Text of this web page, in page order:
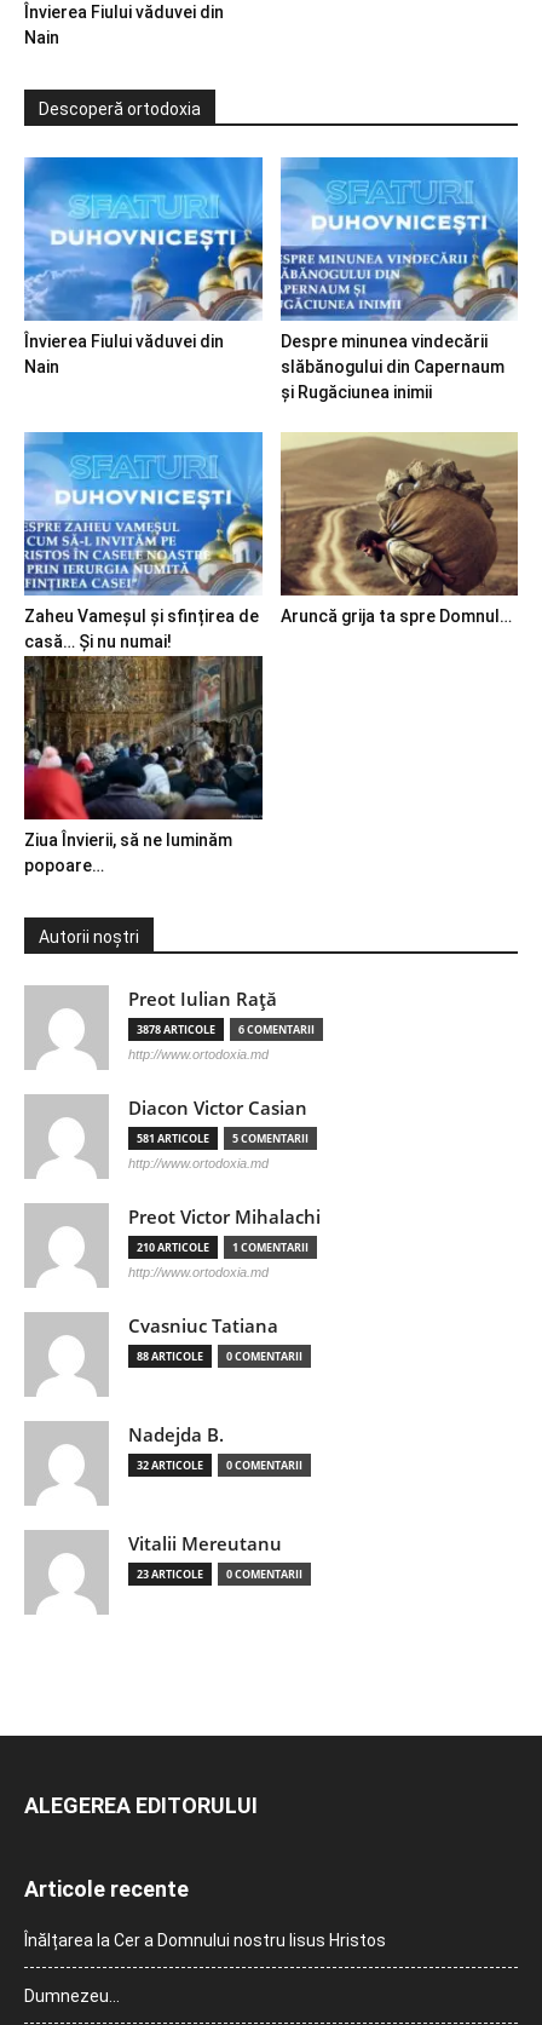
Învierea Fiului văduvei din
Nain
Descoperă ortodoxia
Învierea Fiului văduvei din
Nain
Despre minunea vindecării
slăbănogului din Capernaum
și Rugăciunea inimii
Zaheu Vameșul și sfințirea de
casă… Și nu numai!
Aruncă grija ta spre Domnul…
Ziua Învierii, să ne luminăm
popoare…
Autorii noștri
Preot Iulian Raţă
3878 ARTICOLE 6 COMENTARII
http://www.ortodoxia.md
Diacon Victor Casian
581 ARTICOLE 5 COMENTARII
http://www.ortodoxia.md
Preot Victor Mihalachi
210 ARTICOLE 1 COMENTARII
http://www.ortodoxia.md
Cvasniuc Tatiana
88 ARTICOLE 0 COMENTARII
Nadejda B.
32 ARTICOLE 0 COMENTARII
Vitalii Mereutanu
23 ARTICOLE 0 COMENTARII
ALEGEREA EDITORULUI
Articole recente
Înălțarea la Cer a Domnului nostru Iisus Hristos
Dumnezeu…